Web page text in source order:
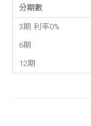
分期數
3期 利率0%
6期
12期